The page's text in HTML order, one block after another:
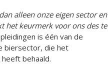
alleen onze eigen sector en
het keurmerk voor ons des te
is één van de
biersector, die het
behaald.